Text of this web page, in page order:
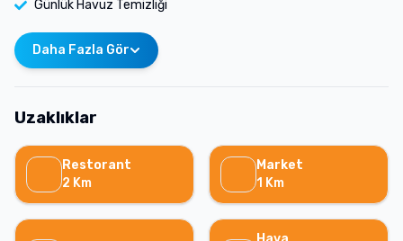
Günlük Havuz Temizliği
Daha Fazla Gör
Uzaklıklar
Restorant
2 Km
Market
1 Km